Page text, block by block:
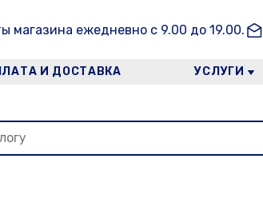
магазина ежедневно с 9.00 до 19.00.
И ДОСТАВКА УСЛУГИ